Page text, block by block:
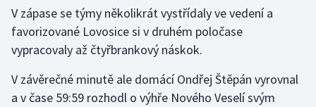
Futsal
Golf
Gymnastika
V zápase se týmy několikrát vystřídaly ve vedení a
favorizované Lovosice si v druhém poločase
vypracovaly až čtyřbrankový náskok.
V závěrečné minutě ale domácí Ondřej Štěpán vyrovnal
a v čase 59:59 rozhodl o výhře Nového Veselí svým